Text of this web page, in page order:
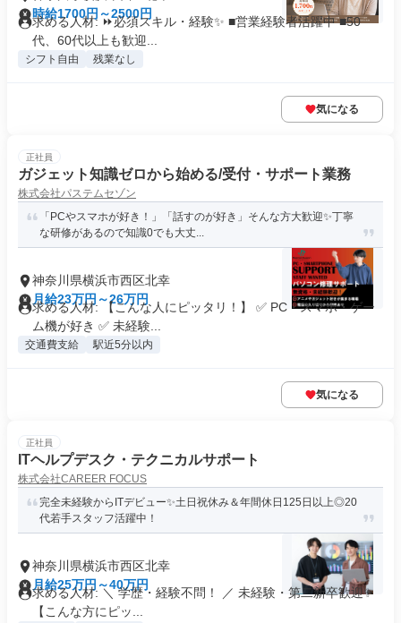
時給1700円～2500円
求める人材: ⏩必須スキル・経験✨ ■営業経験者活躍中 ■50
代、60代以上も歓迎...
シフト自由 残業なし
気になる
正社員
ガジェット知識ゼロから始める/受付・サポート業務
株式会社パステムセゾン
「PCやスマホが好き！」「話すのが好き」そんな方大歓迎✨丁寧
な研修があるので知識0でも大丈...
神奈川県横浜市西区北幸
月給23万円～26万円
求める人材: 【こんな人にピッタリ！】 ✅ PC・スマホ・ゲー
ム機が好き ✅ 未経験...
交通費支給 駅近5分以内
気になる
正社員
ITヘルプデスク・テクニカルサポート
株式会社CAREER FOCUS
完全未経験からITデビュー✨土日祝休み＆年間休日125日以上◎20
代若手スタッフ活躍中！
神奈川県横浜市西区北幸
月給25万円～40万円
求める人材: ＼ 学歴・経験不問！ ／ 未経験・第二新卒歓迎✨
【こんな方にピッ...